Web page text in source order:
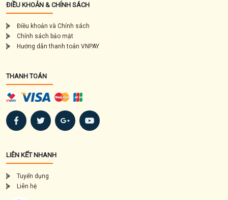
ĐIỀU KHOẢN & CHÍNH SÁCH
Điều khoản và Chính sách
Chính sách bảo mật
Hướng dẫn thanh toán VNPAY
THANH TOÁN
LIÊN KẾT NHANH
Tuyển dụng
Liên hệ